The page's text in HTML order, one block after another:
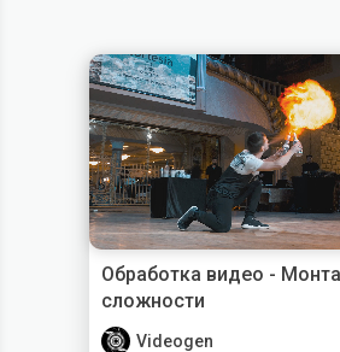
Обработка видео -
сложности
Videogen